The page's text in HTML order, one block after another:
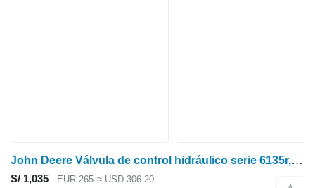
John Deere Válvula de control hidráulico serie 6135r, 6m, 6r, Al225714, Al178658 AL225714 para 6135R tractor de ruedas
S/ 1,035 EUR 265 ≈ USD 306.20